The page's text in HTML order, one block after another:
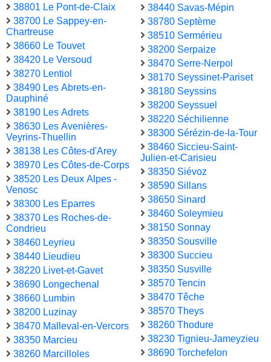
38801 Le Pont-de-Claix
38700 Le Sappey-en-
Chartreuse
38660 Le Touvet
38420 Le Versoud
38270 Lentiol
38490 Les Abrets-en-
Dauphiné
38190 Les Adrets
38630 Les Avenières-
Veyrins-Thuellin
38138 Les Côtes-d'Arey
38970 Les Côtes-de-Corps
38520 Les Deux Alpes -
Venosc
38300 Les Eparres
38370 Les Roches-de-
Condrieu
38460 Leyrieu
38440 Lieudieu
38220 Livet-et-Gavet
38690 Longechenal
38660 Lumbin
38200 Luzinay
38470 Malleval-en-Vercors
38350 Marcieu
38260 Marcilloles
38440 Savas-Mépin
38780 Septème
38510 Sermérieu
38200 Serpaize
38470 Serre-Nerpol
38170 Seyssinet-Pariset
38180 Seyssins
38200 Seyssuel
38220 Séchilienne
38300 Sérézin-de-la-Tour
38460 Siccieu-Saint-
Julien-et-Carisieu
38350 Siévoz
38590 Sillans
38650 Sinard
38460 Soleymieu
38150 Sonnay
38350 Sousville
38300 Succieu
38350 Susville
38570 Tencin
38470 Têche
38570 Theys
38260 Thodure
38230 Tignieu-Jameyzieu
38690 Torchefelon